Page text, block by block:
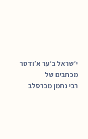
י’שראל ב’ער א’ודסר
מכתבים של
רבי נחמן מברסלב